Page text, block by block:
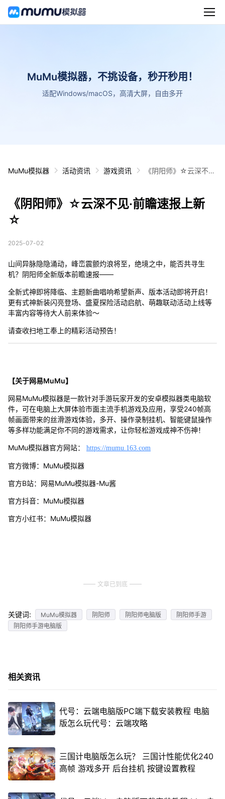
MuMu模拟器，不挑设备，秒开秒用！
适配Windows/macOS，高清大屏，自由多开
MuMu模拟器 活动资讯 游戏资讯
《阴阳师》☆云深不见
《阴阳师》☆云深不见·前瞻速报上新
☆
2025-07-02
山间异脉隐隐涌动，峰峦震颤灼浪将至，绝境之中，能否共寻生
机？阴阳师全新版本前瞻速报——
全新式神即将降临、主题新曲唱响希望新声、版本活动即将开启！
更有式神新装闪亮登场、盛夏探险活动启航、萌趣联动活动上线等
丰富内容等待大人前来体验～
请查收扫地工奉上的精彩活动预告！
【关于网易MuMu】
网易MuMu模拟器是一款针对手游玩家开发的安卓模拟器类电脑软
件，可在电脑上大屏体验市面主流手机游戏及应用，享受240帧高
帧画面带来的丝滑游戏体验，多开、操作录制挂机、智能键鼠操作
等多样功能满足你不同的游戏需求，让你轻松游戏成神不伤神！
MuMu模拟器官方网站： https://mumu.163.com
官方微博：MuMu模拟器
官方B站：网易MuMu模拟器-Mu酱
官方抖音：MuMu模拟器
官方小红书：MuMu模拟器
文章已到底
关键词: MuMu模拟器 阴阳师 阴阳师电脑版
阴阳师手游
阴阳师手游电脑版
相关资讯
代号：云端电脑版PC端下载安装教程 电脑
版怎么玩代号：云端攻略
三国计电脑版怎么玩？ 三国计性能优化240
高帧 游戏多开 后台挂机 按键设置教程